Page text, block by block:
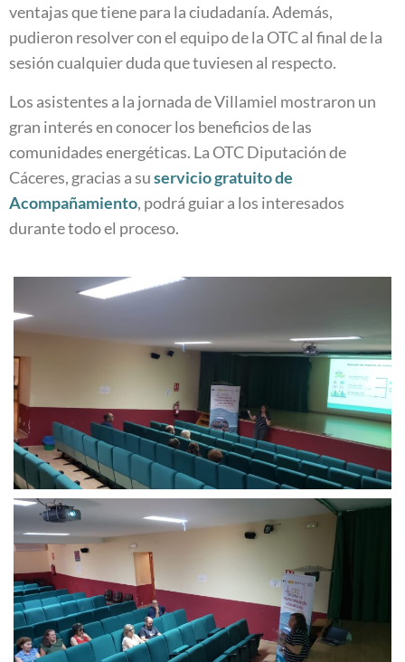
ventajas que tiene para la ciudadanía. Además,
pudieron resolver con el equipo de la OTC al final de la
sesión cualquier duda que tuviesen al respecto.
Los asistentes a la jornada de Villamiel mostraron un
gran interés en conocer los beneficios de las
comunidades energéticas. La OTC Diputación de
Cáceres, gracias a suservicio gratuito de
Acompañamiento, podrá guiar a los interesados
durante todo el proceso.